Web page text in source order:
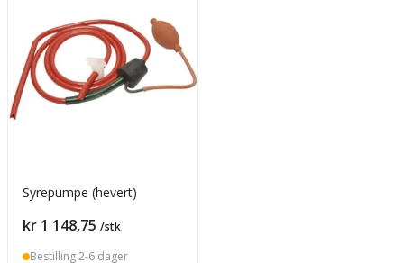
Syrepumpe (hevert)
Pris
kr 1 148,75 /stk
Bestilling 2-6 dager